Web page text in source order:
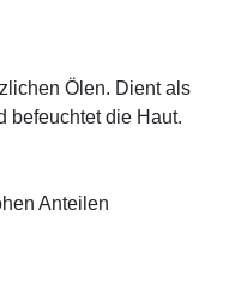
Ölen. Dient als
befeuchtet die Haut.
Anteilen